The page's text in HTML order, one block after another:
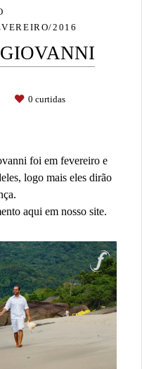
2016
0 curtidas
foi em fevereiro e
logo mais eles dirão
aqui em nosso site.